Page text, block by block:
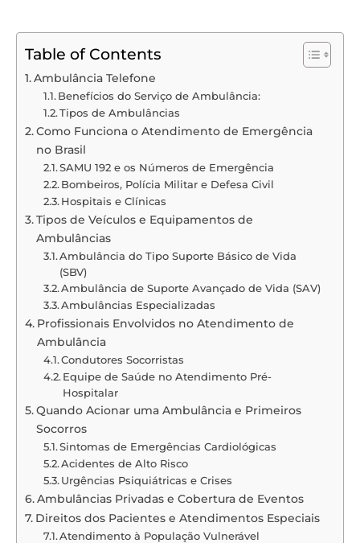
Table of Contents
Ambulância Telefone
Benefícios do Serviço de Ambulância:
Tipos de Ambulâncias
Como Funciona o Atendimento de Emergência
no Brasil
SAMU 192 e os Números de Emergência
Bombeiros, Polícia Militar e Defesa Civil
Hospitais e Clínicas
Tipos de Veículos e Equipamentos de
Ambulâncias
Ambulância do Tipo Suporte Básico de Vida
(SBV)
Ambulância de Suporte Avançado de Vida (SAV)
Ambulâncias Especializadas
Profissionais Envolvidos no Atendimento de
Ambulância
Condutores Socorristas
Equipe de Saúde no Atendimento Pré-
Hospitalar
Quando Acionar uma Ambulância e Primeiros
Socorros
Sintomas de Emergências Cardiológicas
Acidentes de Alto Risco
Urgências Psiquiátricas e Crises
Ambulâncias Privadas e Cobertura de Eventos
Direitos dos Pacientes e Atendimentos Especiais
Atendimento à População Vulnerável